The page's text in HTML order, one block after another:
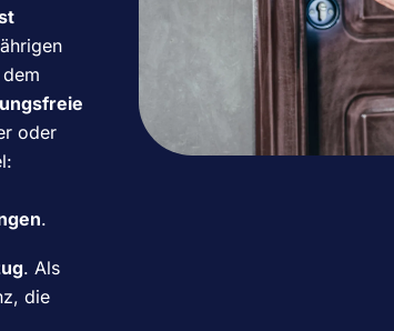
oder
.
. Als
die